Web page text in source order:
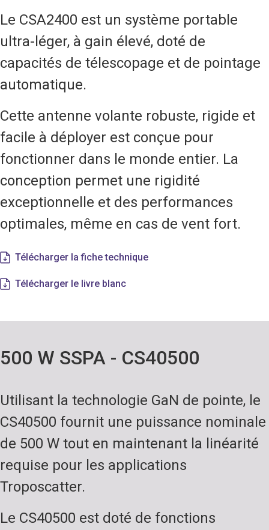
Le CSA2400 est un système portable
ultra-léger, à gain élevé, doté de
capacités de télescopage et de pointage
automatique.
Cette antenne volante robuste, rigide et
facile à déployer est conçue pour
fonctionner dans le monde entier. La
conception permet une rigidité
exceptionnelle et des performances
optimales, même en cas de vent fort.
Télécharger la fiche technique
Télécharger le livre blanc
500 W SSPA - CS40500
Utilisant la technologie GaN de pointe, le
CS40500 fournit une puissance nominale
de 500 W tout en maintenant la linéarité
requise pour les applications
Troposcatter.
Le CS40500 est doté de fonctions